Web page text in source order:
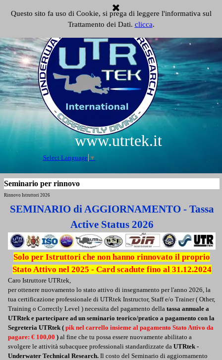
Questo sito fa uso di Cookie, si prega di leggere l'informativa sul
Trattamento dei Dati. clicca.
Salta menù
www.utrtek.it
Select Language ▼
Seminario per rinnovo
Rinnovo Istruttori 2026
SEMINARIO di AGGIORNAMENTO - Tassa
Active Status 2026
Solo per Istruttori che non hanno rinnovato il proprio
Stato Attivo nel 2025 - Card scadute fino al 31.12.2024
Caro Istruttore UTRtek,
per ottenere nuovamento lo stato attivo di insegnamento per l'anno 2026, la
tua certificazione professionale di UTRtek Instructor, Staff e/o Trainer ( Other,
Training o Correctly Level ) necessita del pagamento della tassa annuale a
UTRtek e partecipare ad un seminario teorico/pratico a pagamento con la
Segreteria UTRtek ( pik nel carrello insieme al pagamento Stato Attivo da
pagare: € 100,00 ) al fine che tu possa essere nuovamente abilitato a
svolgere le attività subacquee professionali standardizzate da UTRtek -
Underwater Technical Research. Il costo del Seminario di aggiornamento